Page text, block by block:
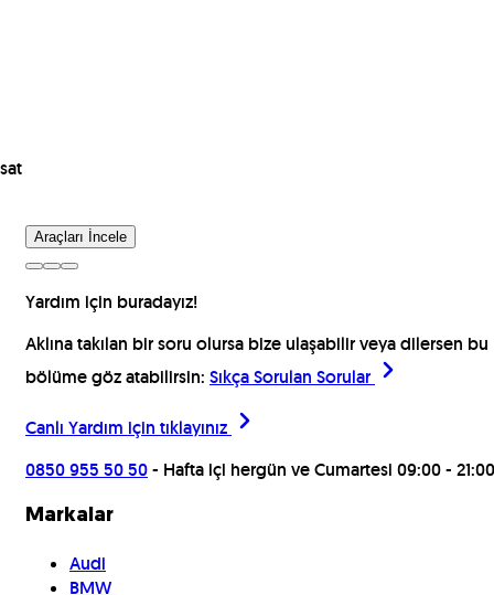
Araçları İncele
Yardım için buradayız!
Aklına takılan bir soru olursa bize ulaşabilir veya dilersen bu
bölüme göz atabilirsin: Sıkça Sorulan Sorular
Canlı Yardım için tıklayınız
0850 955 50 50- Hafta içi hergün ve Cumartesi 09:00 - 21:00
Markalar
Audi
BMW